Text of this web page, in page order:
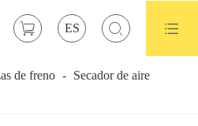
 ES  
de freno
Secador de aire